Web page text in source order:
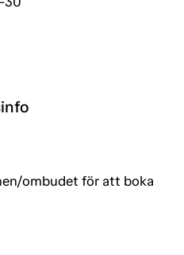
ombudet för att boka